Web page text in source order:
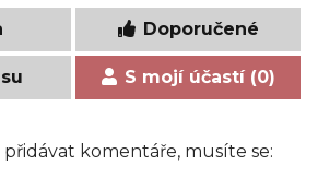
Doporučené
S mojí účastí (0)
komentáře, musíte se: